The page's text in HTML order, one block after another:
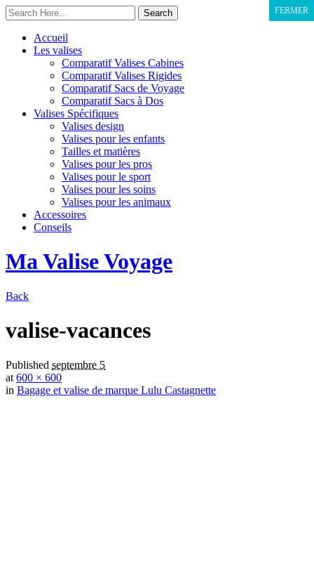
Accueil
Les valises
Comparatif Valises Cabines
Comparatif Valises Rigides
Comparatif Sacs de Voyage
Comparatif Sacs à Dos
Valises Spécifiques
Valises design
Valises pour les enfants
Tailles et matières
Valises pour les pros
Valises pour le sport
Valises pour les soins
Valises pour les animaux
Accessoires
Conseils
Ma Valise Voyage
Back
valise-vacances
Published septembre 5
at 600 × 600
in Bagage et valise de marque Lulu Castagnette
FERMER